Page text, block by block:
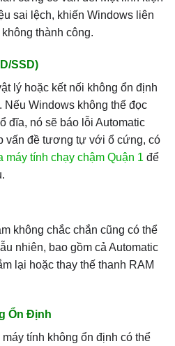
sai lệch, khiến Windows liên
thành công.
SSD)
lý hoặc kết nối không ổn định
Nếu Windows không thể đọc
đĩa, nó sẽ báo lỗi Automatic
vấn đề tương tự với ổ cứng, có
máy tính chạy chậm Quận 1 để
không chắc chắn cũng có thể
nhiên, bao gồm cả Automatic
lại hoặc thay thế thanh RAM
Ổn Định
tính không ổn định có thể